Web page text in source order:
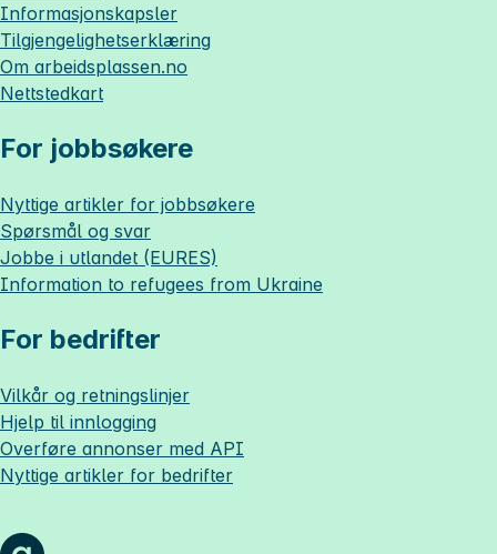
Informasjonskapsler
Tilgjengelighetserklæring
Om arbeidsplassen.no
Nettstedkart
For jobbsøkere
Nyttige artikler for jobbsøkere
Spørsmål og svar
Jobbe i utlandet (EURES)
Information to refugees from Ukraine
For bedrifter
Vilkår og retningslinjer
Hjelp til innlogging
Overføre annonser med API
Nyttige artikler for bedrifter